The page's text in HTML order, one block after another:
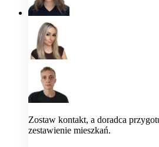
Zostaw kontakt, a doradca
zestawienie mieszkań.